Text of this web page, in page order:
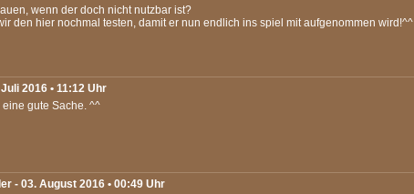
wenn der doch nicht nutzbar ist?
den hier nochmal testen, damit er nun endlich ins spiel mit aufgenommen wird!^^
2016 • 11:12 Uhr
gute Sache. ^^
- 03. August 2016 • 00:49 Uhr